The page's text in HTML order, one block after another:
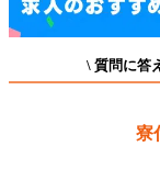
\ 質問に答
寮